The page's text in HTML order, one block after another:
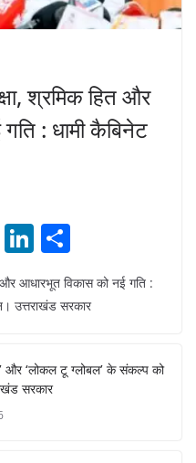
श्रमिक हित और
: धामी कैबिनेट
T
el
a
Li
k
dI
n
h
ar
आधारभूत विकास को नई गति :
उत्तराखंड सरकार
और ‘लोकल टू ग्लोबल’ के संकल्प को
सरकार